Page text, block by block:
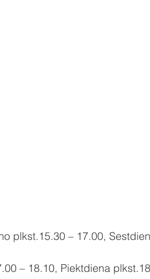
plkst.15.30 – 17.00,
– 18.10, Piektdiena